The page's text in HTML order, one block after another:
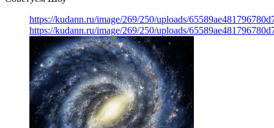
https://kudann.ru/image/269/250/uploads/
https://kudann.ru/image/269/250/uploads/